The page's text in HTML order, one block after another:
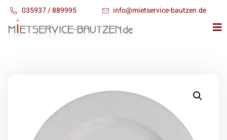
035937 / 889995 info@mietservice-bautzen.de